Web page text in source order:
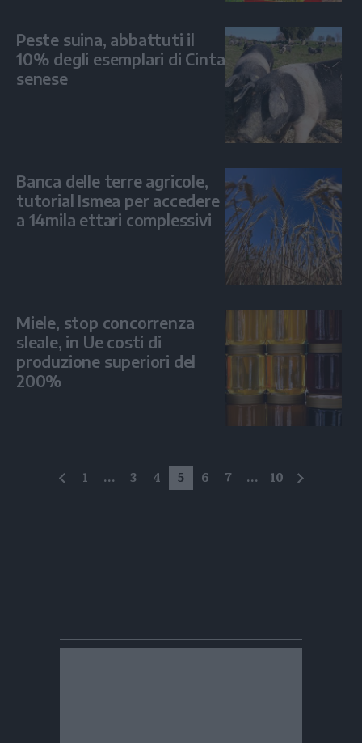
Peste suina, abbattuti il
10% degli esemplari di Cinta
senese
Banca delle terre agricole,
tutorial Ismea per accedere
a 14mila ettari complessivi
Miele, stop concorrenza
sleale, in Ue costi di
produzione superiori del
200%
precedente
1 ... 3 4 5 6 7 ... 10